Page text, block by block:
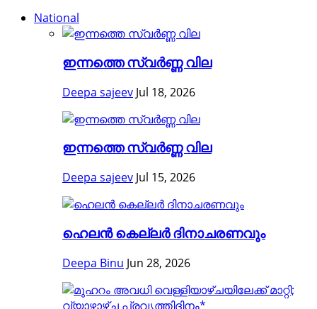
National
ഇന്നത്തെ സ്വർണ്ണ വില
Deepa sajeev Jul 18, 2026
ഇന്നത്തെ സ്വർണ്ണ വില
Deepa sajeev Jul 15, 2026
ഹെലന്‍ കെല്ലര്‍ ദിനാചരണവും
Deepa Binu Jun 28, 2026